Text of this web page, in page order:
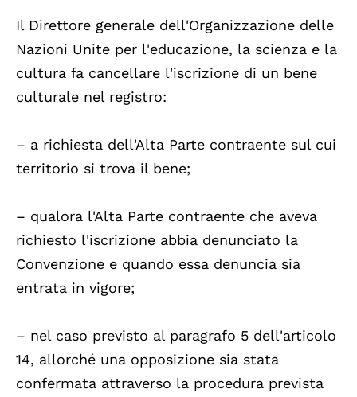
Il Direttore generale dell'Organizzazione delle
Nazioni Unite per l'educazione, la scienza e la
cultura fa cancellare l'iscrizione di un bene
culturale nel registro:
– a richiesta dell'Alta Parte contraente sul cui
territorio si trova il bene;
– qualora l'Alta Parte contraente che aveva
richiesto l'iscrizione abbia denunciato la
Convenzione e quando essa denuncia sia
entrata in vigore;
– nel caso previsto al paragrafo 5 dell'articolo
14, allorché una opposizione sia stata
confermata attraverso la procedura prevista